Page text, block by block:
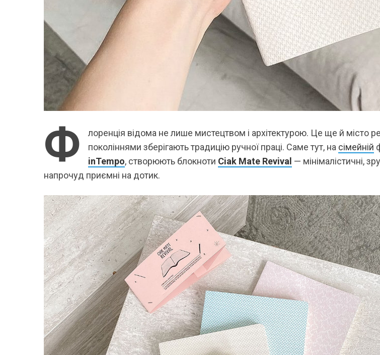
Ф
лоренція відома не лише мистецтвом і архітектурою. Це ще й місто
поколіннями зберігають традицію ручної праці. Саме тут, на сімейній
inTempo, створюють блокноти Ciak Mate Revival — мінімалістичні,
напрочуд приємні на дотик.